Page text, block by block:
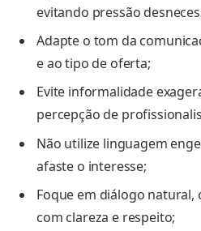
evitando pressão
Adapte o tom da
e ao tipo de oferta;
Evite informalidade
percepção de
Não utilize linguagem
afaste o interesse;
Foque em diálogo natural,
com clareza e respeito;